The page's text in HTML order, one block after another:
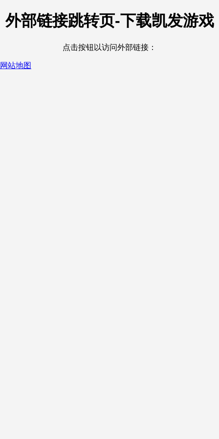
外部链接跳转页-下载凯发游戏
点击按钮以访问外部链接：
网站地图